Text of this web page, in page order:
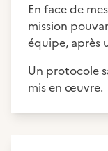
En face de
mission
équipe, après
Un protocole
mis en œuvre.